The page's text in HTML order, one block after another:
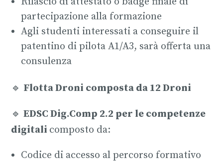
partecipazione alla formazione
Agli studenti interessati a conseguire il
patentino di pilota A1/A3, sarà offerta una
consulenza
🔹 Flotta Droni composta da 12 Droni
🔹EDSC Dig.Comp 2.2 per le competenze
digitali composto da:
Codice di accesso al percorso formativo